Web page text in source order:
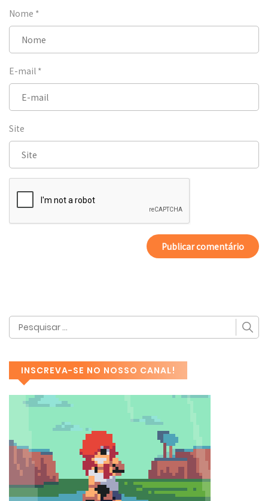
Nome *
E-mail *
Site
INSCREVA-SE NO NOSSO CANAL!